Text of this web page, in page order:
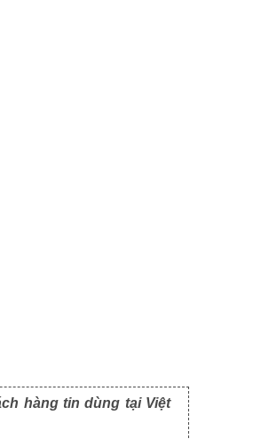
hàng tin dùng tại Việt